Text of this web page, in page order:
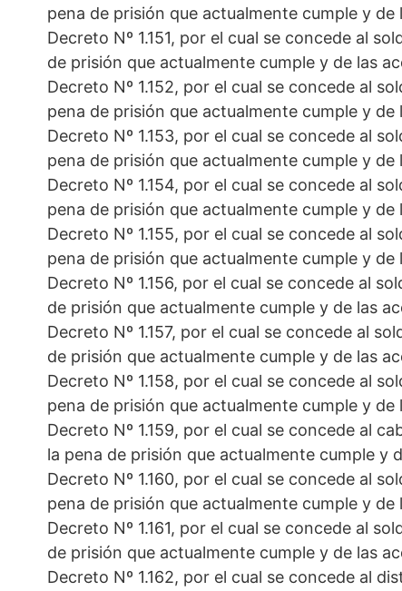
pena de prisión que actualmente cumple y
Decreto Nº 1.151, por el cual se concede al
de prisión que actualmente cumple y de las
Decreto Nº 1.152, por el cual se concede al
pena de prisión que actualmente cumple y
Decreto Nº 1.153, por el cual se concede al
pena de prisión que actualmente cumple y
Decreto Nº 1.154, por el cual se concede al
pena de prisión que actualmente cumple y
Decreto Nº 1.155, por el cual se concede al
pena de prisión que actualmente cumple y
Decreto Nº 1.156, por el cual se concede al
de prisión que actualmente cumple y de las
Decreto Nº 1.157, por el cual se concede al
de prisión que actualmente cumple y de las
Decreto Nº 1.158, por el cual se concede al
pena de prisión que actualmente cumple y
Decreto Nº 1.159, por el cual se concede al
la pena de prisión que actualmente cumple y
Decreto Nº 1.160, por el cual se concede al
pena de prisión que actualmente cumple y
Decreto Nº 1.161, por el cual se concede al
de prisión que actualmente cumple y de las
Decreto Nº 1.162, por el cual se concede al